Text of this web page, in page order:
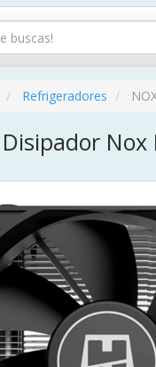
Refrigeradores